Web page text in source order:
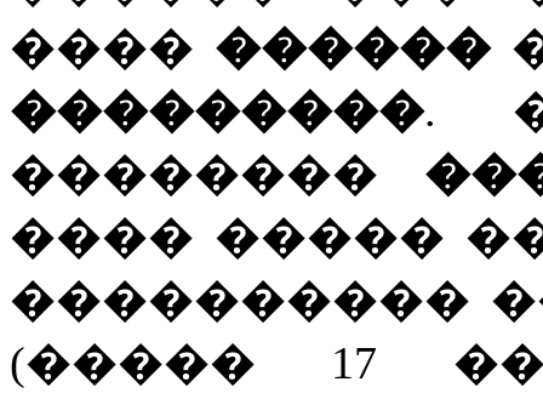
���� ������
���������.
��������
���� �����
����������
(����� 17